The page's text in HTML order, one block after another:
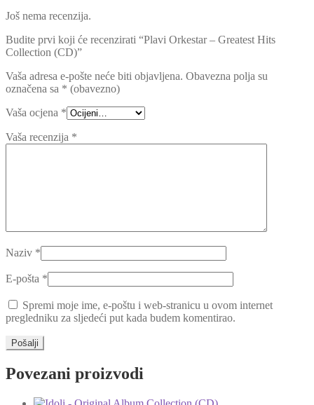
Još nema recenzija.
Budite prvi koji će recenzirati “Plavi Orkestar – Greatest Hits
Collection (CD)”
Vaša adresa e-pošte neće biti objavljena. Obavezna polja su
označena sa * (obavezno)
Vaša ocjena *
Vaša recenzija *
Naziv *
E-pošta *
Spremi moje ime, e-poštu i web-stranicu u ovom internet
pregledniku za sljedeći put kada budem komentirao.
Povezani proizvodi